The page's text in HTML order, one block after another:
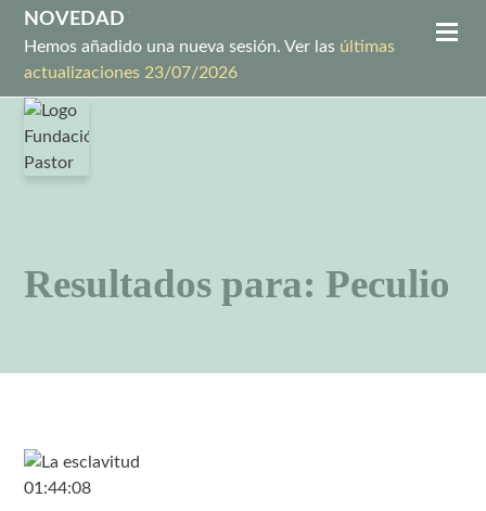
NOVEDAD
Hemos añadido una nueva sesión. Ver las últimas
actualizaciones 23/07/2026
Resultados para: Peculio
01:44:08